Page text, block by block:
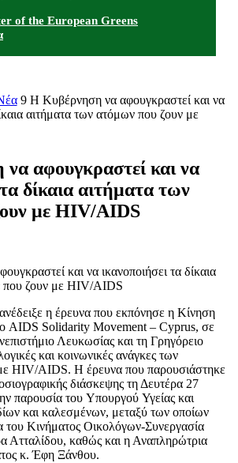
of the European Greens
9 Η Κυβέρνηση να αφουγκραστεί και να
αιτήματα των ατόμων που ζουν με
αφουγκραστεί και να
δίκαια αιτήματα των
με HIV/AIDS
η έρευνα που εκπόνησε η Κίνηση
AIDS Solidarity Movement – Cyprus, σε
Λευκωσίας και τη Γρηγόρειο
και κοινωνικές ανάγκες των
HIV/AIDS. Η έρευνα που παρουσιάστηκε
διάσκεψης τη Δευτέρα 27
παρουσία του Υπουργού Υγείας και
και καλεσμένων, μεταξύ των οποίων
του Κινήματος Οικολόγων-Συνεργασία
Ατταλίδου, καθώς και η Αναπληρώτρια
κ. Έφη Ξάνθου.